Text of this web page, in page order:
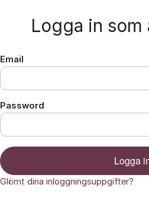
Logga in som
Email
Password
Logga
Glömt dina inloggningsuppgifter?